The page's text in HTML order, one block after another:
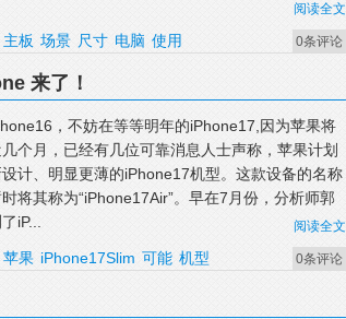
阅读全文
0条评论
主板 场景 尺寸 电脑 使用
来了！
，不妨在等等明年的iPhone17,因为苹果将
个月，已经有几位可靠消息人士声称，苹果计划
计、明显更薄的iPhone17机型。这款设备的名称
将其称为“iPhone17Air”。早在7月份，分析师郭
iP...
阅读全文
0条评论
苹果 iPhone17Slim 可能 机型